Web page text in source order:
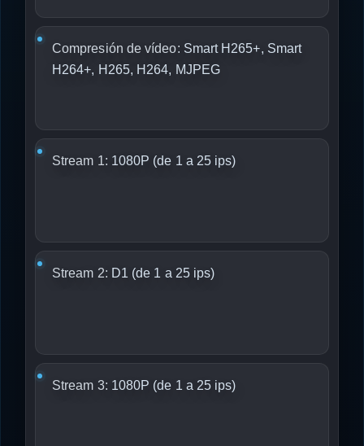
Compresión de vídeo: Smart H265+, Smart
H264+, H265, H264, MJPEG
Stream 1: 1080P (de 1 a 25 ips)
Stream 2: D1 (de 1 a 25 ips)
Stream 3: 1080P (de 1 a 25 ips)